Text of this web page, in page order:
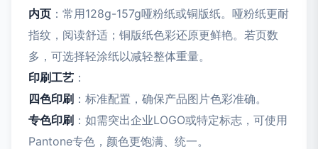
内页 ：常用128g-157g哑粉纸或铜版纸。哑粉纸更耐
指纹，阅读舒适；铜版纸色彩还原更鲜艳。若页数
多，可选择轻涂纸以减轻整体重量。
印刷工艺 ：
四色印刷 ：标准配置，确保产品图片色彩准确。
专色印刷 ：如需突出企业LOGO或特定标志，可使用
Pantone专色，颜色更饱满、统一。